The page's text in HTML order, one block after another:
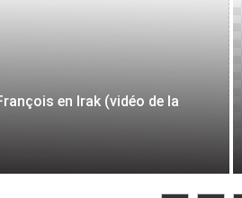
en Irak (vidéo de la